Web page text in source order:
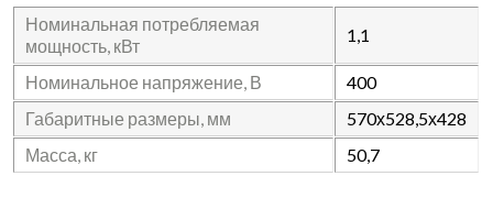
Номинальная потребляемая
мощность, кВт
1,1
Номинальное напряжение, В
400
Габаритные размеры, мм
570х528,5х428
Масса, кг
50,7